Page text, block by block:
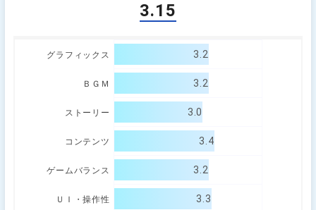
3.15
グラフィックス 3.2
ＢＧＭ 3.2
ストーリー 3.0
コンテンツ 3.4
ゲームバランス 3.2
ＵＩ・操作性 3.3